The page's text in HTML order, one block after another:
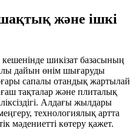
және ішкі
шикізат базасының
дайын өнім шығаруды
сапалы отандық жартылай
тақталар және плиталық
Алдағы жылдары
меңгеру, технологиялық артта
мәдениетті көтеру қажет.